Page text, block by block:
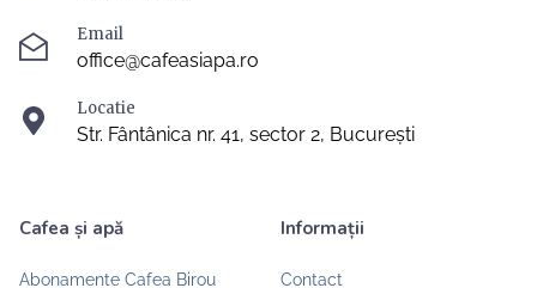
Email
office@cafeasiapa.ro
Locatie
Str. Fântânica nr. 41, sector 2, București
Cafea și apă
Abonamente Cafea Birou
Informații
Contact